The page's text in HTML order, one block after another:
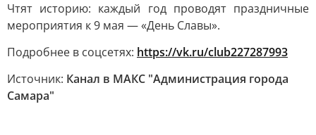
Чтят историю: каждый год проводят праздничные
мероприятия к 9 мая — «День Славы».
Подробнее в соцсетях: https://vk.ru/club227287993
Источник: Канал в МАКС "Администрация города
Самара"